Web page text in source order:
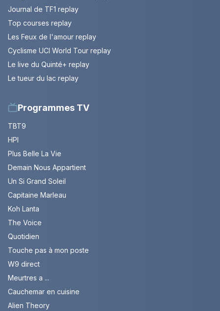
Journal de TF1 replay
Top courses replay
Les Feux de l'amour replay
Cyclisme UCI World Tour replay
Le live du Quinté+ replay
Le tueur du lac replay
Programmes TV
TBT9
HPI
Plus Belle La Vie
Demain Nous Appartient
Un Si Grand Soleil
Capitaine Marleau
Koh Lanta
The Voice
Quotidien
Touche pas à mon poste
W9 direct
Meurtres a ...
Cauchemar en cuisine
Alien Theory